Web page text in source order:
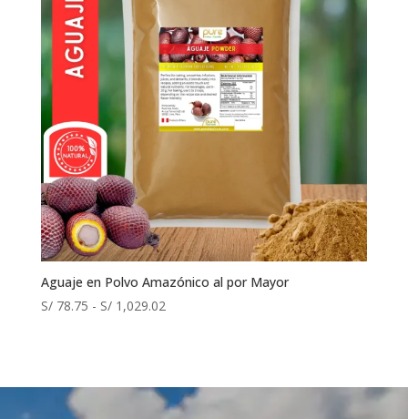
S/ 160.20
Aguaje en Polvo Amazónico al por Mayor
S/78.75 - S/1,029.02Rango
S/ 78.75
hasta